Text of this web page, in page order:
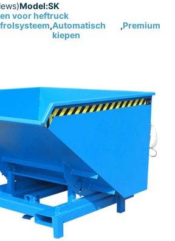
Model:SK
voor heftruck
,Automatisch
kiepen
,Premium